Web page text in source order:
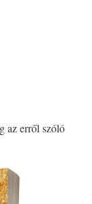
az erről szóló